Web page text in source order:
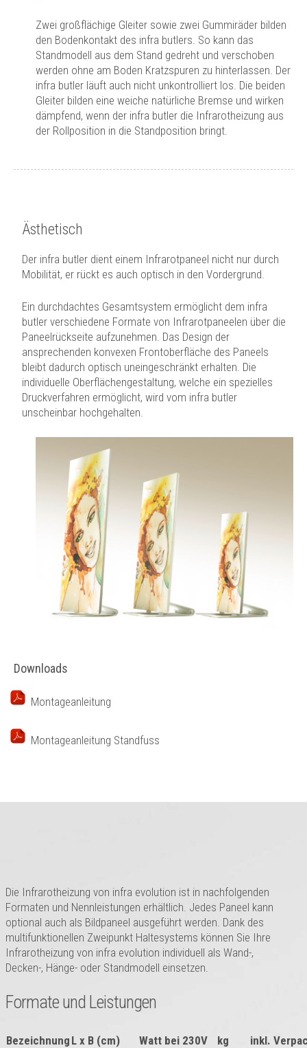
Zwei großflächige Gleiter sowie zwei Gummiräder bilden
den Bodenkontakt des infra butlers. So kann das
Standmodell aus dem Stand gedreht und verschoben
werden ohne am Boden Kratzspuren zu hinterlassen. Der
infra butler läuft auch nicht unkontrolliert los. Die beiden
Gleiter bilden eine weiche natürliche Bremse und wirken
dämpfend, wenn der infra butler die Infrarotheizung aus
der Rollposition in die Standposition bringt.
Ästhetisch
Der infra butler dient einem Infrarotpaneel nicht nur durch
Mobilität, er rückt es auch optisch in den Vordergrund.
Ein durchdachtes Gesamtsystem ermöglicht dem infra
butler verschiedene Formate von Infrarotpaneelen über die
Paneelrückseite aufzunehmen. Das Design der
ansprechenden konvexen Frontoberfläche des Paneels
bleibt dadurch optisch uneingeschränkt erhalten. Die
individuelle Oberflächengestaltung, welche ein spezielles
Druckverfahren ermöglicht, wird vom infra butler
unscheinbar hochgehalten.
Downloads
Montageanleitung
Montageanleitung Standfuss
Die Infrarotheizung von infra evolution ist in nachfolgenden
Formaten und Nennleistungen erhältlich. Jedes Paneel kann
optional auch als Bildpaneel ausgeführt werden. Dank des
multifunktionellen Zweipunkt Haltesystems können Sie Ihre
Infrarotheizung von infra evolution individuell als Wand-,
Decken-, Hänge- oder Standmodell einsetzen.
Formate und Leistungen
Bezeichnung L x B (cm) Watt bei 230V kg inkl.